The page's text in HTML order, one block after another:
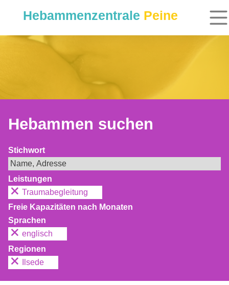
Hebammenzentrale Peine
Hebammen suchen
Stichwort
Leistungen
Traumabegleitung
Freie Kapazitäten nach Monaten
Sprachen
englisch
Regionen
Ilsede